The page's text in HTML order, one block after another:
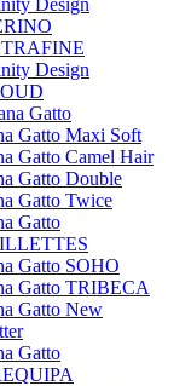
Design
Design
Gatto
Gatto Maxi Soft
Gatto Camel Hair
Gatto Double
Gatto Twice
Gatto
Gatto SOHO
Gatto TRIBECA
Gatto New
Gatto